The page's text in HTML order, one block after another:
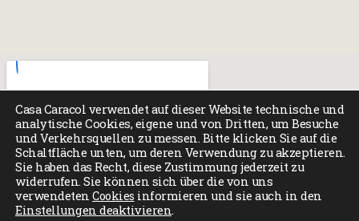
Casa Caracol verwendet auf dieser Website technische und
analytische Cookies, eigene und von Dritten, um Besuche
und Verkehrsquellen zu messen. Bitte klicken Sie auf die
Schaltfläche unten, um deren Verwendung zu akzeptieren.
Sie haben das Recht, diese Zustimmung jederzeit zu
widerrufen. Sie können sich über die von uns
verwendeten Cookies informieren und sie auch in den
Einstellungen deaktivieren.